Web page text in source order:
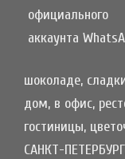
шоколаде,
дом, в офис,
гостиницы,
САНКТ-